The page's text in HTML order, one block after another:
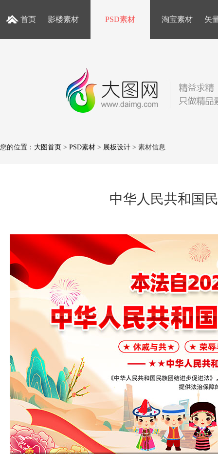
首页 影楼素材 PSD素材 淘宝素材 矢
您的位置： 大图首页 > PSD素材 > 展板设计 > 素材信息
中华人民共和国